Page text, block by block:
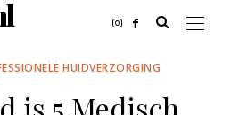
HUIDVERZORGING